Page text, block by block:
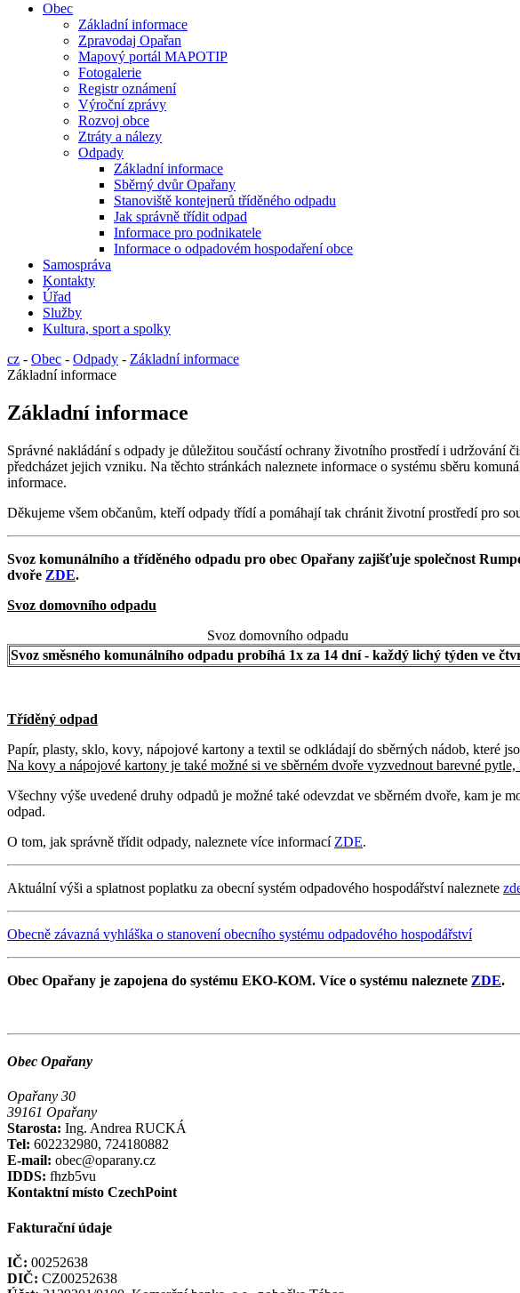
Obec
Základní informace
Zpravodaj Opařan
Mapový portál MAPOTIP
Fotogalerie
Registr oznámení
Výroční zprávy
Rozvoj obce
Ztráty a nálezy
Odpady
Základní informace
Sběrný dvůr Opařany
Stanoviště kontejnerů tříděného odpadu
Jak správně třídit odpad
Informace pro podnikatele
Informace o odpadovém hospodaření obce
Samospráva
Kontakty
Úřad
Služby
Kultura, sport a spolky
cz - Obec - Odpady - Základní informace
Základní informace
Základní informace
Správné nakládání s odpady je důležitou součástí ochrany životního prostředí i
předcházet jejich vzniku. Na těchto stránkách naleznete informace o systému sběru
informace.
Děkujeme všem občanům, kteří odpady třídí a pomáhají tak chránit životní prostředí pro
Svoz komunálního a tříděného odpadu pro obec Opařany zajišťuje společnost
dvoře ZDE.
Svoz domovního odpadu
Svoz domovního odpadu
Svoz směsného komunálního odpadu probíhá 1x za 14 dní - každý lichý týden ve
Tříděný odpad
Papír, plasty, sklo, kovy, nápojové kartony a textil se odkládají do sběrných nádob, které
Na kovy a nápojové kartony je také možné si ve sběrném dvoře vyzvednout barevné
Všechny výše uvedené druhy odpadů je možné také odevzdat ve sběrném dvoře, kam je
odpad.
O tom, jak správně třídit odpady, naleznete více informací ZDE.
Aktuální výši a splatnost poplatku za obecní systém odpadového hospodářství naleznete
Obecně závazná vyhláška o stanovení obecního systému odpadového hospodářství
Obec Opařany je zapojena do systému EKO-KOM. Více o systému naleznete ZDE.
Obec Opařany
Opařany 30
39161 Opařany
Starosta: Ing. Andrea RUCKÁ
Tel: 602232980, 724180882
E-mail: obec@oparany.cz
IDDS: fhzb5vu
Kontaktní místo CzechPoint
Fakturační údaje
IČ: 00252638
DIČ: CZ00252638